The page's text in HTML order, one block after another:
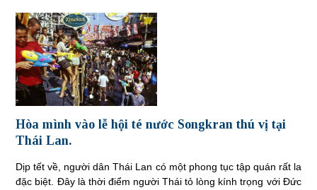
Hòa mình vào lễ hội té nước Songkran thú vị tại
Thái Lan.
Dịp tết về, người dân Thái Lan có một phong tục tập quán rất la
đặc biệt. Đây là thời điểm người Thái tỏ lòng kính trọng với Đức